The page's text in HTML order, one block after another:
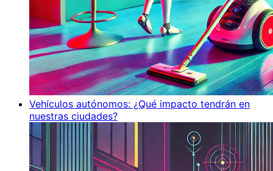
Vehículos autónomos: ¿Qué impacto tendrán en
nuestras ciudades?